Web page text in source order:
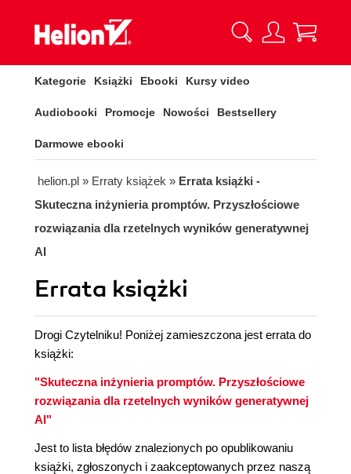
Kategorie Książki Ebooki Kursy video
Audiobooki Promocje Nowości Bestsellery
Darmowe ebooki
helion.pl » Erraty książek » Errata książki -
Skuteczna inżynieria promptów. Przyszłościowe
rozwiązania dla rzetelnych wyników generatywnej
AI
Errata książki
Drogi Czytelniku! Poniżej zamieszczona jest errata do
książki:
"Skuteczna inżynieria promptów. Przyszłościowe
rozwiązania dla rzetelnych wyników generatywnej
AI"
Jest to lista błędów znalezionych po opublikowaniu
książki, zgłoszonych i zaakceptowanych przez naszą